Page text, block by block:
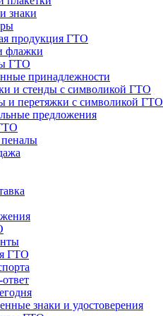
знаки
продукция ГТО
флажки
ГТО
принадлежности
и стенды с символикой ГТО
и перетяжки с символикой ГТО
предложения
ГТО
знаки и удостоверения